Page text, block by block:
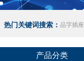
热门关键词搜索： 品字插座
产品分类